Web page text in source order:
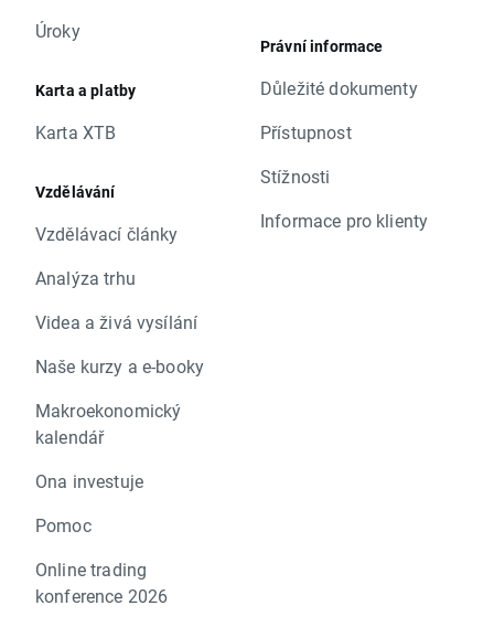
Úroky
Karta a platby
Karta XTB
Vzdělávání
Vzdělávací články
Analýza trhu
Videa a živá vysílání
Naše kurzy a e-booky
Makroekonomický
kalendář
Ona investuje
Pomoc
Online trading
konference 2026
Právní informace
Důležité dokumenty
Přístupnost
Stížnosti
Informace pro klienty